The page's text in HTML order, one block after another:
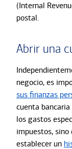
(Internal
postal.
Abrir una
negocio, es
sus finanzas
cuenta
los gastos
impuestos,
establecer un